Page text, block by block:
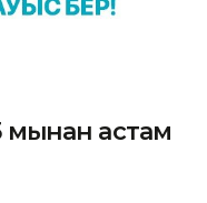
астам